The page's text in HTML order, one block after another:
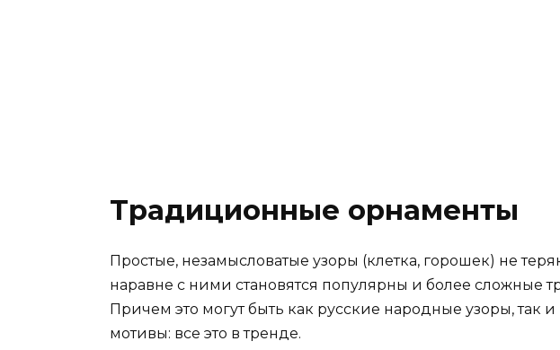
Традиционные орнаменты
Простые, незамысловатые узоры (клетка, горошек) не
наравне с ними становятся популярны и более сложные
Причем это могут быть как русские народные узоры, так
мотивы: все это в тренде.